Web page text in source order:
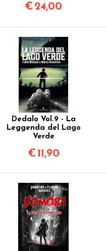
€ 24,00
Dedalo Vol.9 - La
Leggenda del Lago
Verde
€ 11,90